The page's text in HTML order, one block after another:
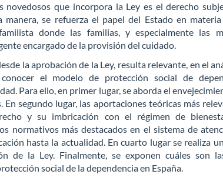
novedosos que incorpora la Ley es el derecho
manera, se refuerza el papel del Estado en
donde las familias, y especialmente las
encargado de la provisión del cuidado.
la aprobación de la Ley, resulta relevante, en el
el modelo de protección social de
Para ello, en primer lugar, se aborda el
En segundo lugar, las aportaciones teóricas más
y su imbricación con el régimen de
normativos más destacados en el sistema de
hasta la actualidad. En cuarto lugar se realiza
de la Ley. Finalmente, se exponen cuáles son
social de la dependencia en España.